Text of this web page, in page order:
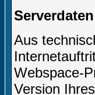
Serverdaten
Aus
Webspace-
Version